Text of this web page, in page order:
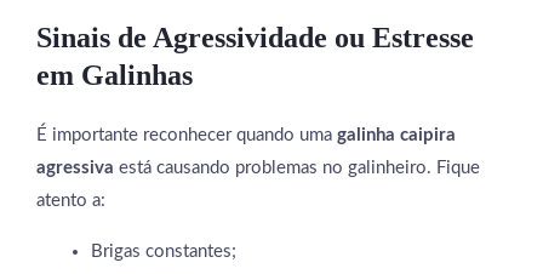
Sinais de Agressividade ou Estresse
em Galinhas
É importante reconhecer quando uma galinha caipira
agressiva está causando problemas no galinheiro. Fique
atento a:
Brigas constantes;